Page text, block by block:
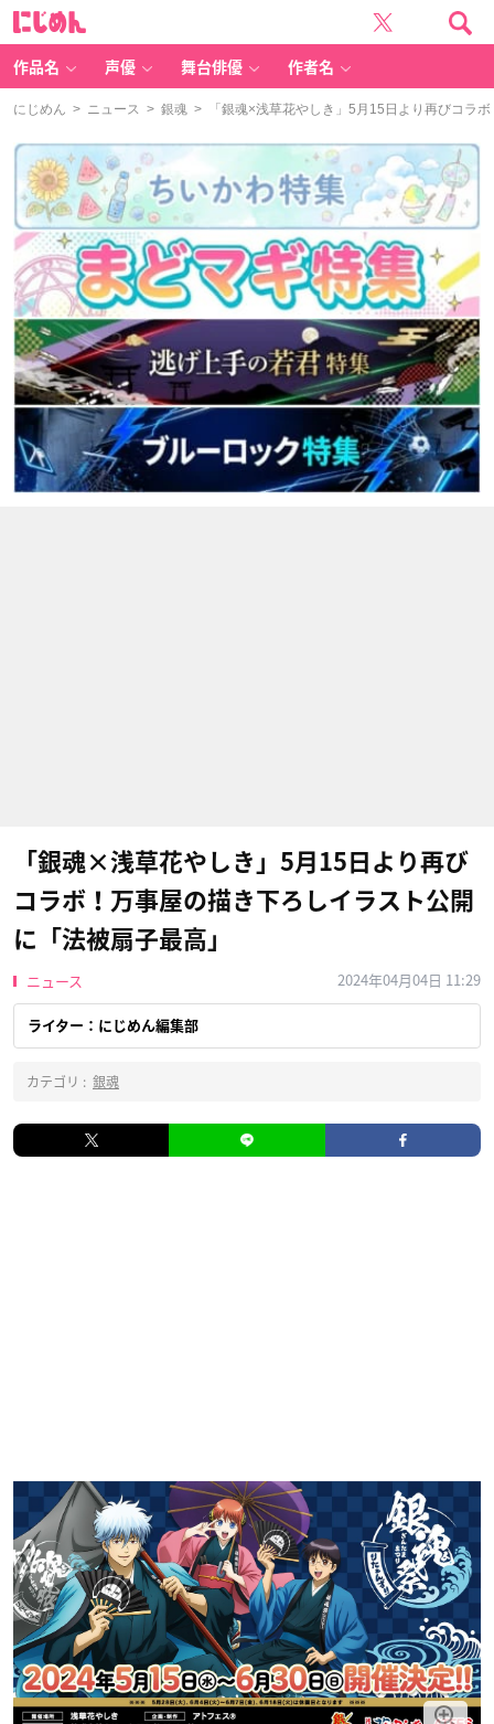
作品名 声優 舞台俳優 作者名
にじめん > ニュース > 銀魂 > 「銀魂×浅草花やしき」5月15日より再びコラ
「銀魂×浅草花やしき」5月15日より再び
コラボ！万事屋の描き下ろしイラスト公開
に「法被扇子最高」
ニュース 2024年04月04日 11:29
ライター：にじめん編集部
カテゴリ : 銀魂